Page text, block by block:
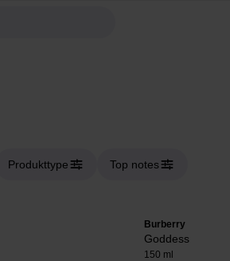
Produkttype Top notes
Burberry
Goddess
150 ml